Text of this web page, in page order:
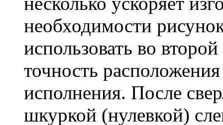
необходимости
использовать во
точность
исполнения. После
шкуркой (нулевкой)